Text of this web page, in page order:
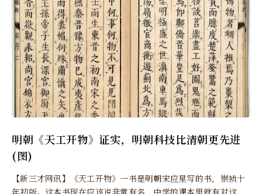
明朝《天工开物》证实，明朝科技比清朝更先进
(图)
【新三才网讯】《天工开物》一书是明朝宋应星写的书，崇祯十